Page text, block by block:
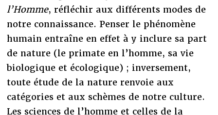
l’Homme, réfléchir aux différents modes de
notre connaissance. Penser le phénomène
humain entraîne en effet à y inclure sa part
de nature (le primate en l’homme, sa vie
biologique et écologique) ; inversement,
toute étude de la nature renvoie aux
catégories et aux schèmes de notre culture.
Les sciences de l’homme et celles de la